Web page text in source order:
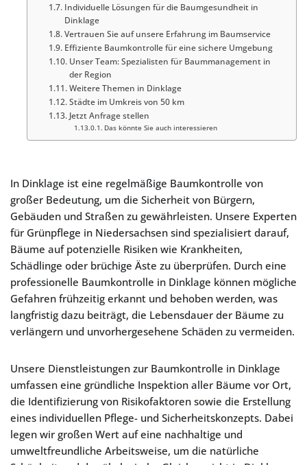
Individuelle Lösungen für die Baumgesundheit in
Dinklage
Vertrauen Sie auf unsere Erfahrung im Baumservice
Effiziente Baumkontrolle für eine sichere Umgebung
Unser Team: Spezialisten für Baummanagement in
der Region
Weitere Themen in Dinklage
Städte im Umkreis von 50 km
Jetzt Anfrage stellen
Das könnte Sie auch interessieren
In Dinklage ist eine regelmäßige Baumkontrolle von
großer Bedeutung, um die Sicherheit von Bürgern,
Gebäuden und Straßen zu gewährleisten. Unsere Experten
für Grünpflege in Niedersachsen sind spezialisiert darauf,
Bäume auf potenzielle Risiken wie Krankheiten,
Schädlinge oder brüchige Äste zu überprüfen. Durch eine
professionelle Baumkontrolle in Dinklage können mögliche
Gefahren frühzeitig erkannt und behoben werden, was
langfristig dazu beiträgt, die Lebensdauer der Bäume zu
verlängern und unvorhergesehene Schäden zu vermeiden.
Unsere Dienstleistungen zur Baumkontrolle in Dinklage
umfassen eine gründliche Inspektion aller Bäume vor Ort,
die Identifizierung von Risikofaktoren sowie die Erstellung
eines individuellen Pflege- und Sicherheitskonzepts. Dabei
legen wir großen Wert auf eine nachhaltige und
umweltfreundliche Arbeitsweise, um die natürliche